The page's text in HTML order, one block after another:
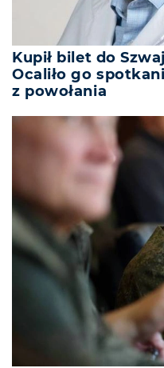
Kupił bilet do
Ocaliło go
z powołania